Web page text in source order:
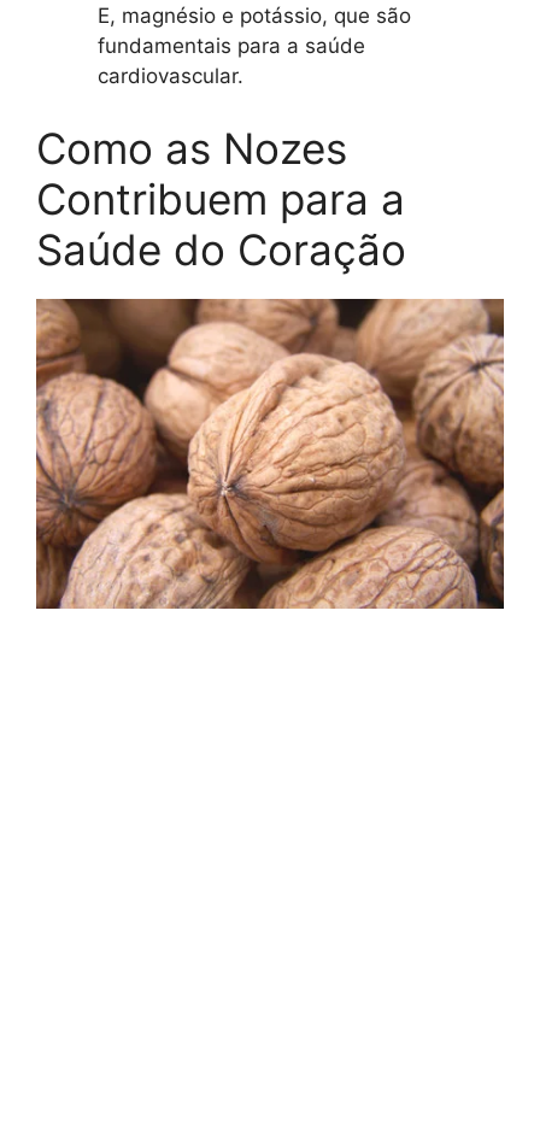
E, magnésio e potássio, que são
fundamentais para a saúde
cardiovascular.
Como as Nozes
Contribuem para a
Saúde do Coração